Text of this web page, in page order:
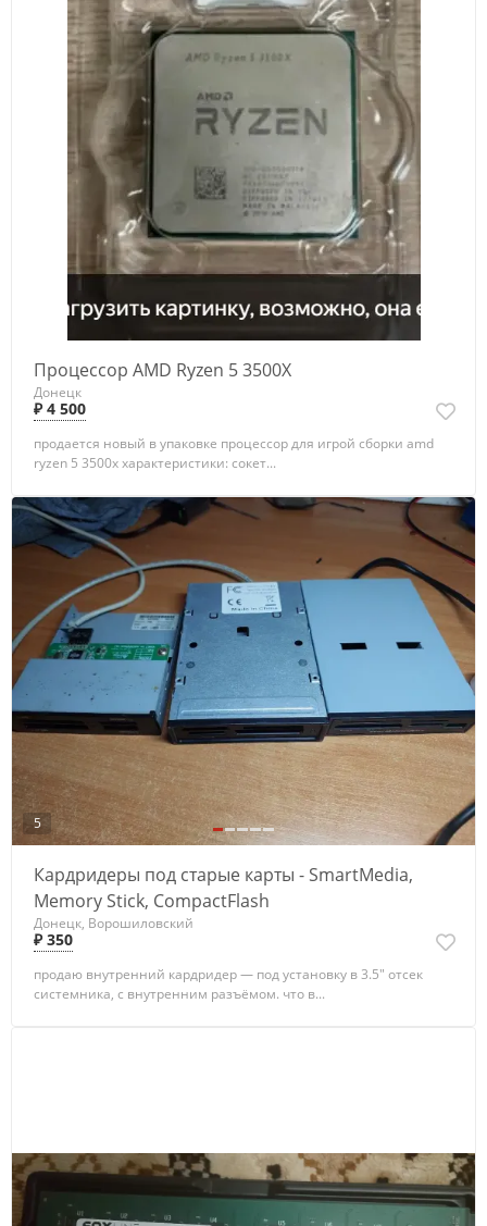
Процессор AMD Ryzen 5 3500X
Донецк
₽ 4 500
продается новый в упаковке процессор для игрой сборки amd
ryzen 5 3500x характеристики: сокет...
5
Кардридеры под старые карты - SmartMedia,
Memory Stick, CompactFlash
Донецк, Ворошиловский
₽ 350
продаю внутренний кардридер — под установку в 3.5" отсек
системника, с внутренним разъёмом. что в...